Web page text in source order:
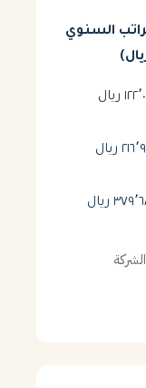
السنوي
ريال
ريال
ريال